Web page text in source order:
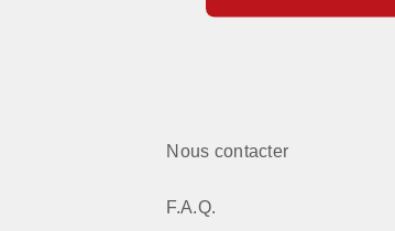
Nous contacter
F.A.Q.